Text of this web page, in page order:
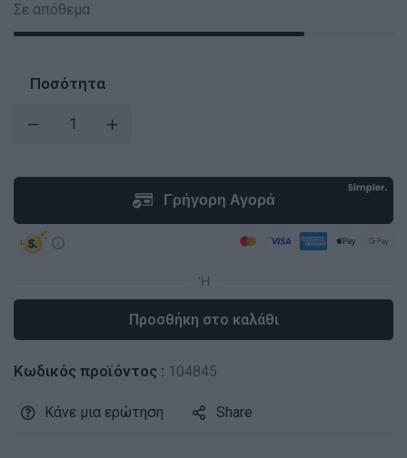
Σε απόθεμα
Ποσότητα
Προσθήκη στο καλάθι
Κωδικός προϊόντος : 104845
Κάνε μια ερώτηση Share